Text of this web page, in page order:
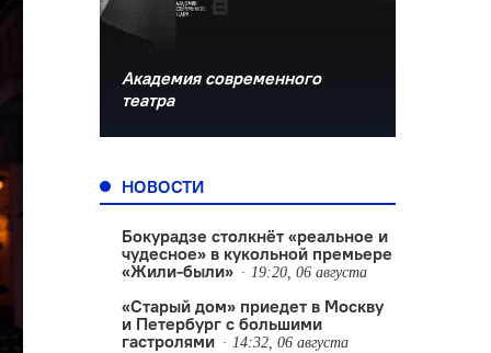
Академия современного
театра
НОВОСТИ
Бокурадзе столкнëт «реальное и
чудесное» в кукольной премьере
«Жили-были»
19:20, 06 августа
«Старый дом» приедет в Москву
и Петербург с большими
гастролями
14:32, 06 августа